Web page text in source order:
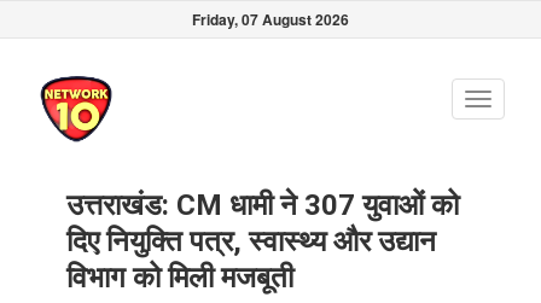
Friday, 07 August 2026
Toggle
उत्तराखंड: CM धामी ने 307 युवाओं को
दिए नियुक्ति पत्र, स्वास्थ्य और उद्यान
विभाग को मिली मजबूती